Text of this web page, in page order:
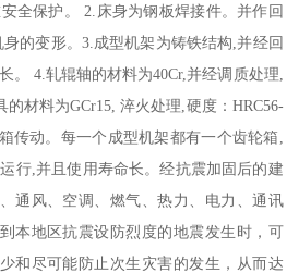
全保护。 2.床身为钢板焊接件。并作回
的变形。3.成型机架为铸铁结构,并经回
。 4.轧辊轴的材料为40Cr,并经调质处理,
的材料为GCr15, 淬火处理,硬度：HRC56-
传动。每一个成型机架都有一个齿轮箱,
行,并且使用寿命长。经抗震加固后的建
通风、空调、燃气、热力、电力、通讯
本地区抗震设防烈度的地震发生时，可
和尽可能防止次生灾害的发生，从而达